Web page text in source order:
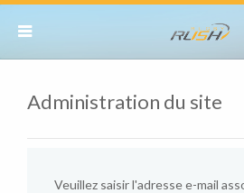
Administration du site
Veuillez saisir l'adresse e-mail